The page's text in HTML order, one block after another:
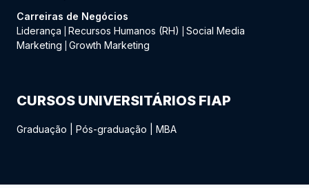
Carreiras de Negócios
Liderança
Recursos Humanos (RH)
Social Media
Marketing
Growth Marketing
CURSOS UNIVERSITÁRIOS FIAP
Graduação Pós-graduação MBA